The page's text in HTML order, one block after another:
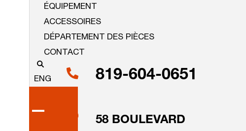
ÉQUIPEMENT
ACCESSOIRES
DÉPARTEMENT DES PIÈCES
CONTACT
ENG 819-604-0651
58 BOULEVARD